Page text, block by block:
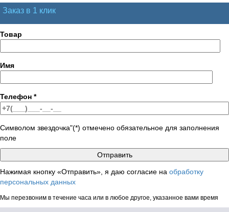
Заказ в 1 клик
Товар
Имя
Телефон *
Символом звездочка"(*) отмечено обязательное для заполнения
поле
Нажимая кнопку «Отправить», я даю согласие на обработку
персональных данных
Мы перезвоним в течение часа или в любое другое, указанное вами время